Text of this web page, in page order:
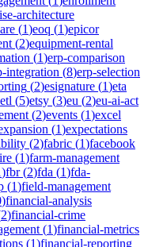
architecture
(1)eoq (1)epicor
(2)equipment-rental
(1)erp-comparison
integration (8)erp-selection
(2)esignature (1)eta
etl (5)etsy (3)eu (2)eu-ai-act
(2)events (1)excel
(1)expectations
(2)fabric (1)facebook
(1)farm-management
)fbr(2)fda (1)fda-
(1)field-management
)financial-analysis
2)financial-crime
(1)financial-metrics
(1)financial-reporting